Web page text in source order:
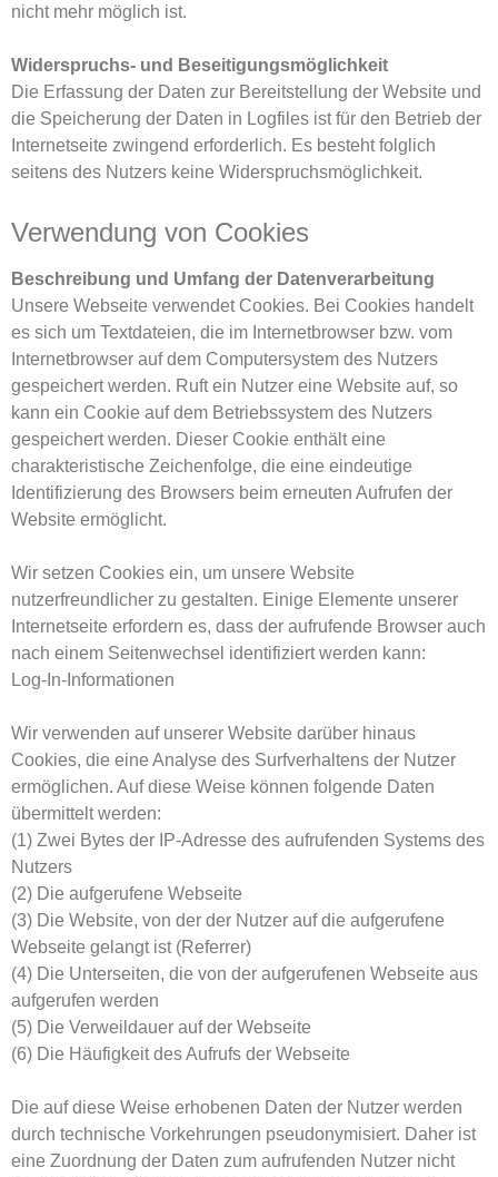
nicht mehr möglich ist.
Widerspruchs- und Beseitigungsmöglichkeit
Die Erfassung der Daten zur Bereitstellung der Website und
die Speicherung der Daten in Logfiles ist für den Betrieb der
Internetseite zwingend erforderlich. Es besteht folglich
seitens des Nutzers keine Widerspruchsmöglichkeit.
Verwendung von Cookies
Beschreibung und Umfang der Datenverarbeitung
Unsere Webseite verwendet Cookies. Bei Cookies handelt
es sich um Textdateien, die im Internetbrowser bzw. vom
Internetbrowser auf dem Computersystem des Nutzers
gespeichert werden. Ruft ein Nutzer eine Website auf, so
kann ein Cookie auf dem Betriebssystem des Nutzers
gespeichert werden. Dieser Cookie enthält eine
charakteristische Zeichenfolge, die eine eindeutige
Identifizierung des Browsers beim erneuten Aufrufen der
Website ermöglicht.
Wir setzen Cookies ein, um unsere Website
nutzerfreundlicher zu gestalten. Einige Elemente unserer
Internetseite erfordern es, dass der aufrufende Browser auch
nach einem Seitenwechsel identifiziert werden kann:
Log-In-Informationen
Wir verwenden auf unserer Website darüber hinaus
Cookies, die eine Analyse des Surfverhaltens der Nutzer
ermöglichen. Auf diese Weise können folgende Daten
übermittelt werden:
(1) Zwei Bytes der IP-Adresse des aufrufenden Systems des
Nutzers
(2) Die aufgerufene Webseite
(3) Die Website, von der der Nutzer auf die aufgerufene
Webseite gelangt ist (Referrer)
(4) Die Unterseiten, die von der aufgerufenen Webseite aus
aufgerufen werden
(5) Die Verweildauer auf der Webseite
(6) Die Häufigkeit des Aufrufs der Webseite
Die auf diese Weise erhobenen Daten der Nutzer werden
durch technische Vorkehrungen pseudonymisiert. Daher ist
eine Zuordnung der Daten zum aufrufenden Nutzer nicht